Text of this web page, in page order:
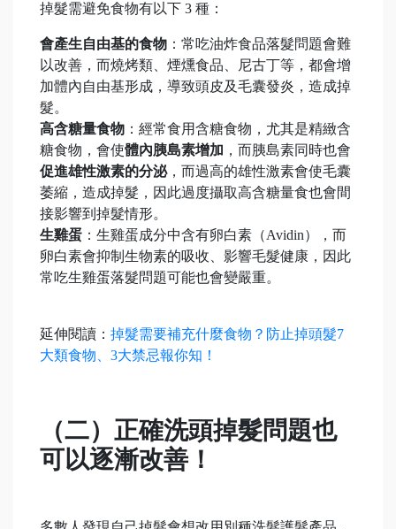
掉髮需避免食物有以下 3 種：
會產生自由基的食物 ：常吃油炸食品落髮問題會難
以改善，而燒烤類、煙燻食品、尼古丁等，都會增
加體內自由基形成，導致頭皮及毛囊發炎，造成掉
髮。
高含糖量食物 ：經常食用含糖食物，尤其是精緻含
糖食物，會使體內胰島素增加 ，而胰島素同時也會
促進雄性激素的分泌，而過高的雄性激素會使毛囊
萎縮，造成掉髮，因此過度攝取高含糖量食也會間
接影響到掉髮情形。
生雞蛋 ：生雞蛋成分中含有卵白素（Avidin），而
卵白素會抑制生物素的吸收、影響毛髮健康，因此
常吃生雞蛋落髮問題可能也會變嚴重。
延伸閱讀： 掉髮需要補充什麼食物？防止掉頭髮7
大類食物、3大禁忌報你知！
（二）正確洗頭掉髮問題也
可以逐漸改善！